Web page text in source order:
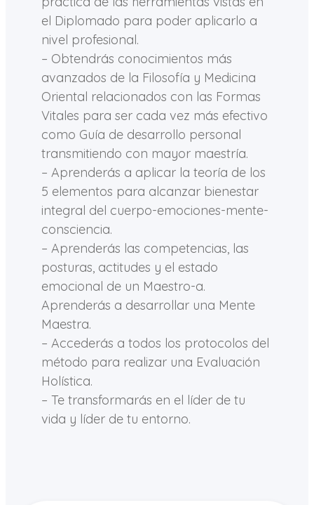
el Diplomado para poder aplicarlo a
nivel profesional.
– Obtendrás conocimientos más
avanzados de la Filosofía y Medicina
Oriental relacionados con las Formas
Vitales para ser cada vez más efectivo
como Guía de desarrollo personal
transmitiendo con mayor maestría.
– Aprenderás a aplicar la teoría de los
5 elementos para alcanzar bienestar
integral del cuerpo-emociones-mente-
consciencia.
– Aprenderás las competencias, las
posturas, actitudes y el estado
emocional de un Maestro-a.
Aprenderás a desarrollar una Mente
Maestra.
– Accederás a todos los protocolos del
método para realizar una Evaluación
Holística.
– Te transformarás en el líder de tu
vida y líder de tu entorno.